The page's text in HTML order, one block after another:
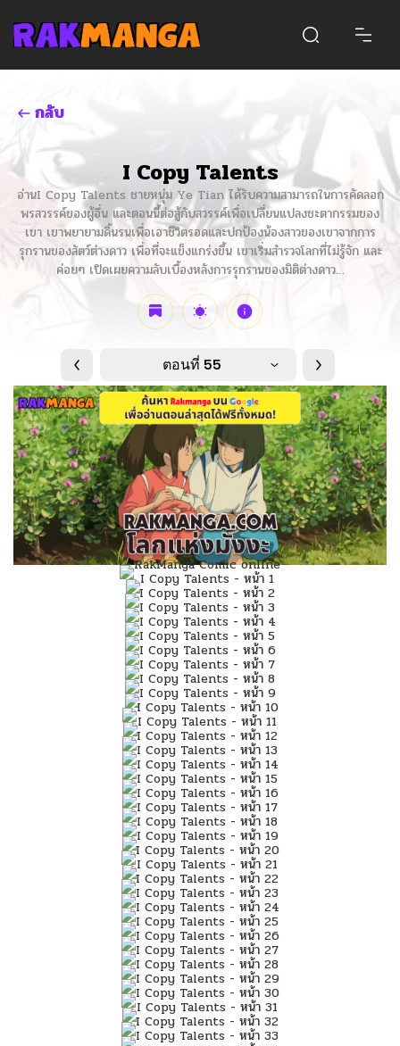
กลับ
I Copy Talents
อ่านI Copy Talents ชายหนุ่ม Ye Tian ได้รับความสามารถในการคัดลอก
พรสวรรค์ของผู้อื่น และตอนนี้ต่อสู้กับสวรรค์เพื่อเปลี่ยนแปลงชะตากรรมของ
เขา เขาพยายามดิ้นรนเพื่อเอาชีวิตรอดและปกป้องน้องสาวของเขาจากการ
รุกรานของสัตว์ต่างดาว เพื่อที่จะแข็งแกร่งขึ้น เขาเริ่มสำรวจโลกที่ไม่รู้จัก และ
ค่อยๆ เปิดเผยความลับเบื้องหลังการรุกรานของมิติต่างดาว…
ตอนที่ 55